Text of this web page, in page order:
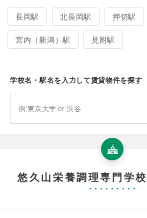
長岡駅 北長岡駅 押切駅
宮内（新潟）駅 見附駅
学校名・駅名を入力して賃貸物件を探す
悠久山栄養調理専門学